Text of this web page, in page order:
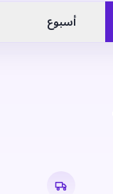
أسبوع